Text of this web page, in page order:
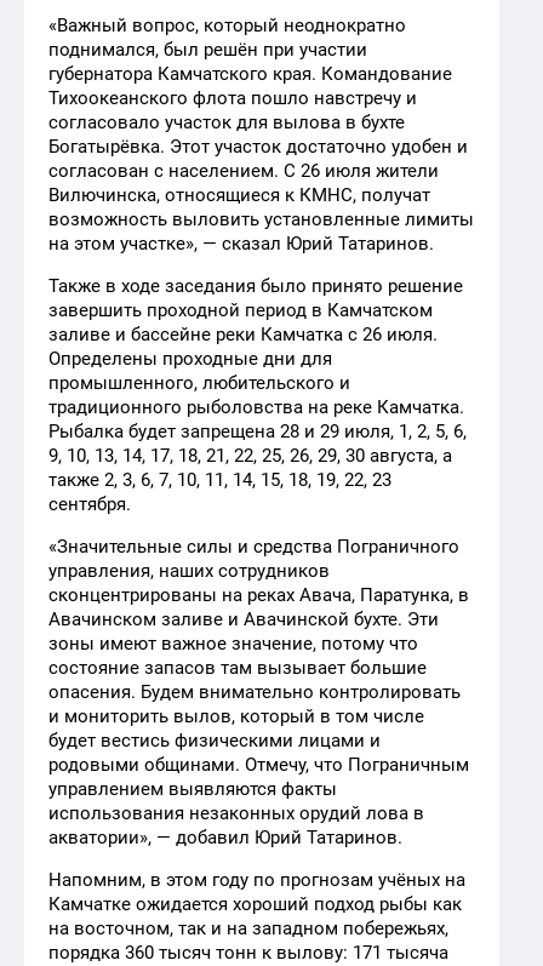
«Важный вопрос, который неоднократно
поднимался, был решён при участии
губернатора Камчатского края. Командование
Тихоокеанского флота пошло навстречу и
согласовало участок для вылова в бухте
Богатырёвка. Этот участок достаточно удобен и
согласован с населением. С 26 июля жители
Вилючинска, относящиеся к КМНС, получат
возможность выловить установленные лимиты
на этом участке», — сказал Юрий Татаринов.
Также в ходе заседания было принято решение
завершить проходной период в Камчатском
заливе и бассейне реки Камчатка с 26 июля.
Определены проходные дни для
промышленного, любительского и
традиционного рыболовства на реке Камчатка.
Рыбалка будет запрещена 28 и 29 июля, 1, 2, 5, 6,
9, 10, 13, 14, 17, 18, 21, 22, 25, 26, 29, 30 августа, а
также 2, 3, 6, 7, 10, 11, 14, 15, 18, 19, 22, 23
сентября.
«Значительные силы и средства Пограничного
управления, наших сотрудников
сконцентрированы на реках Авача, Паратунка, в
Авачинском заливе и Авачинской бухте. Эти
зоны имеют важное значение, потому что
состояние запасов там вызывает большие
опасения. Будем внимательно контролировать
и мониторить вылов, который в том числе
будет вестись физическими лицами и
родовыми общинами. Отмечу, что Пограничным
управлением выявляются факты
использования незаконных орудий лова в
акватории», — добавил Юрий Татаринов.
Напомним, в этом году по прогнозам учёных на
Камчатке ожидается хороший подход рыбы как
на восточном, так и на западном побережьях,
порядка 360 тысяч тонн к вылову: 171 тысяча